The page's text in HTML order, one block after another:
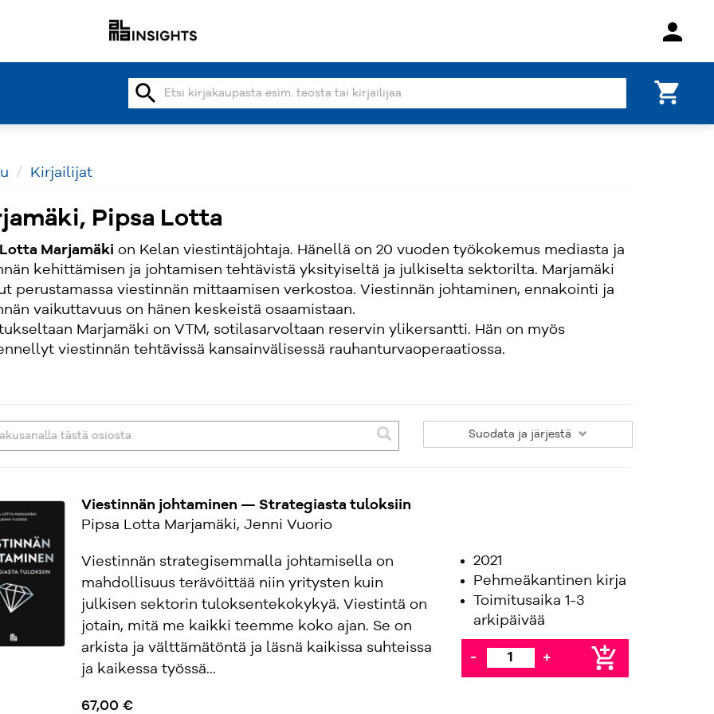
person
search shopping_cart
Kirjailijat
Pipsa Lotta
Marjamäki on Kelan viestintäjohtaja. Hänellä on 20 vuoden työkokemus mediasta ja
kehittämisen ja johtamisen tehtävistä yksityiseltä ja julkiselta sektorilta. Marjamäki
perustamassa viestinnän mittaamisen verkostoa. Viestinnän johtaminen, ennakointi ja
vaikuttavuus on hänen keskeistä osaamistaan.
Marjamäki on VTM, sotilasarvoltaan reservin ylikersantti. Hän on myös
viestinnän tehtävissä kansainvälisessä rauhanturvaoperaatiossa.
Suodata ja järjestä
Viestinnän johtaminen — Strategiasta tuloksiin
Pipsa Lotta Marjamäki, Jenni Vuorio
Viestinnän strategisemmalla johtamisella on
mahdollisuus terävöittää niin yritysten kuin
julkisen sektorin tuloksentekokykyä. Viestintä on
jotain, mitä me kaikki teemme koko ajan. Se on
arkista ja välttämätöntä ja läsnä kaikissa suhteissa
ja kaikessa työssä...
67,00 €
2021
Pehmeäkantinen kirja
Toimitusaika 1-3
arkipäivää
- + add_shopping_cart